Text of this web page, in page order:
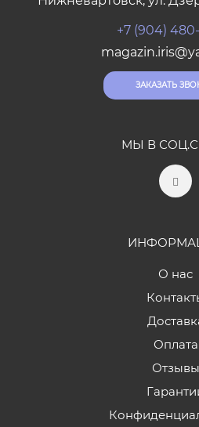
+7 (904)
ЗАКАЗАТЬ
МЫ В
О нас
Оплата
Отзывы